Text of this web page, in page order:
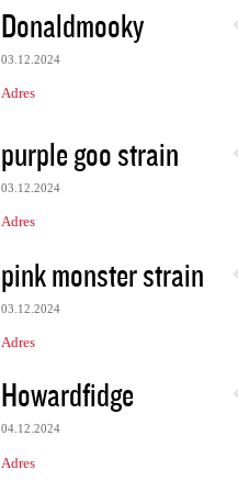
Donaldmooky
03.12.2024
Adres
purple goo strain
03.12.2024
Adres
pink monster strain
03.12.2024
Adres
Howardfidge
04.12.2024
Adres